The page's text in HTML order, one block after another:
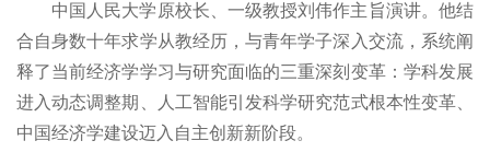
中国人民大学原校长、一级教授刘伟作主旨演讲。他结
合自身数十年求学从教经历，与青年学子深入交流，系统阐
释了当前经济学学习与研究面临的三重深刻变革：学科发展
进入动态调整期、人工智能引发科学研究范式根本性变革、
中国经济学建设迈入自主创新新阶段。